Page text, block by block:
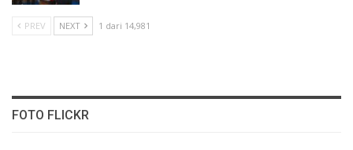
PREV NEXT 1 dari 14,981
FOTO FLICKR